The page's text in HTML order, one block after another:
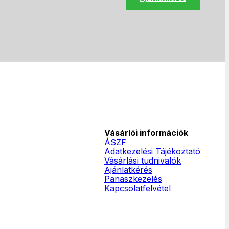
Vásárlói információk
ÁSZF
Adatkezelési Tájékoztató
Vásárlási tudnivalók
Ajánlatkérés
Panaszkezelés
Kapcsolatfelvétel